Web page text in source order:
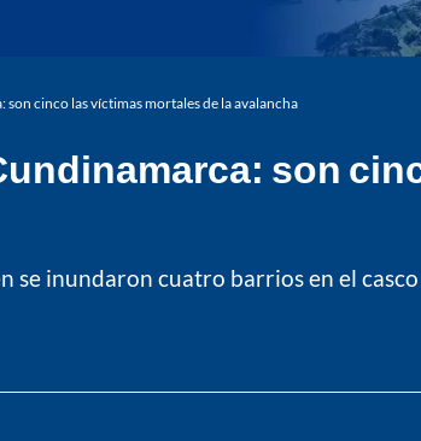
cinco las víctimas mortales de la avalancha
son
se inundaron cuatro barrios en el